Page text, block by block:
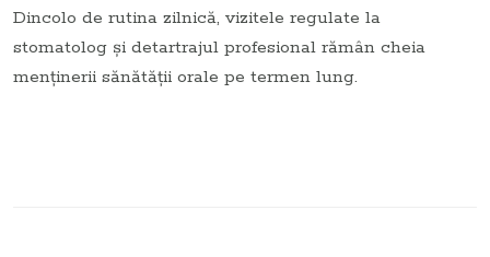
Dincolo de rutina zilnică, vizitele regulate la
stomatolog și detartrajul profesional rămân cheia
menținerii sănătății orale pe termen lung.